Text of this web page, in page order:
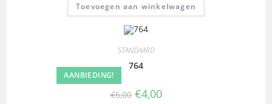
Toevoegen aan winkelwagen
AANBIEDING!
STANDAARD
764
€6,00 €4,00